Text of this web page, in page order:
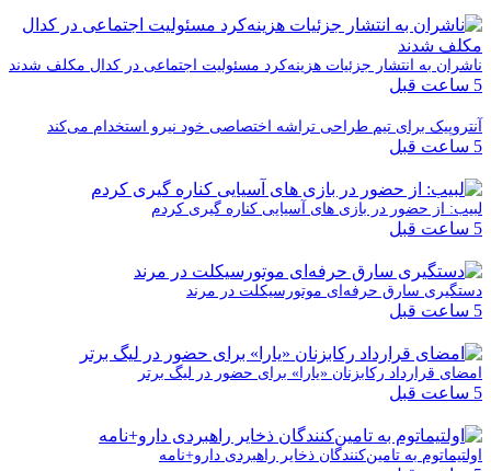
به انتشار جزئیات هزینه‌کرد مسئولیت اجتماعی در کدال مکلف شدند
برای تیم طراحی تراشه اختصاصی خود نیرو استخدام می‌کند
از حضور در بازی های آسیایی کناره گیری کردم
سارق حرفه‌ای موتورسیکلت در مرند
قرارداد رکابزنان «یارا» برای حضور در لیگ برتر
به تامین‌کنندگان ذخایر راهبردی دارو+نامه